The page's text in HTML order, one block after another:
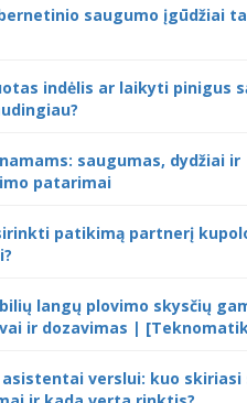
saugumo įgūdžiai
indėlis ar laikyti pinigus
saugumas, dydžiai ir
patarimai
patikimą partnerį
langų plovimo skysčių
ir dozavimas |
asistentai verslui: kuo